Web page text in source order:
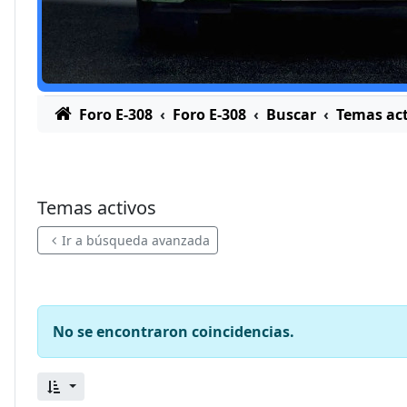
Foro E-308 Foro E-308 Buscar Temas
Temas activos
Ir a búsqueda avanzada
No se encontraron coincidencias.